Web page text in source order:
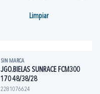
Limpiar
SIN MARCA
JGO.BIELAS SUNRACE FCM300
170 48/38/28
2281076624